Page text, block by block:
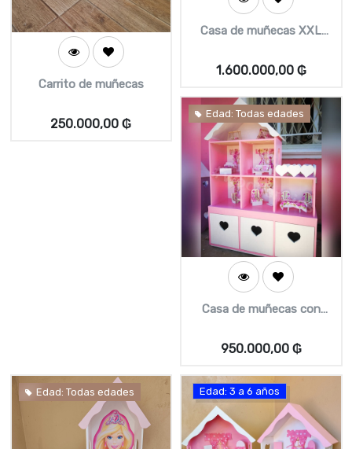
Carrito de muñecas
250.000,00 ₲
Casa de muñecas XXL
1.600.000,00₲
Edad: Todas edades
Casa de muñecas con
950.000,00₲
Edad: Todas edades Edad: 3 a 6 años